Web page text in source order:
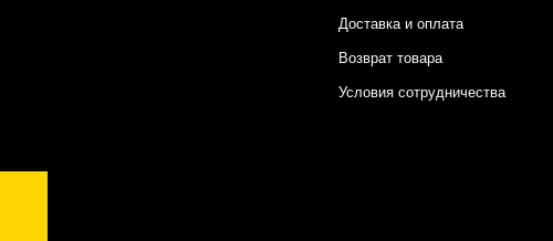
Доставка и оплата
Возврат товара
Условия сотрудничества